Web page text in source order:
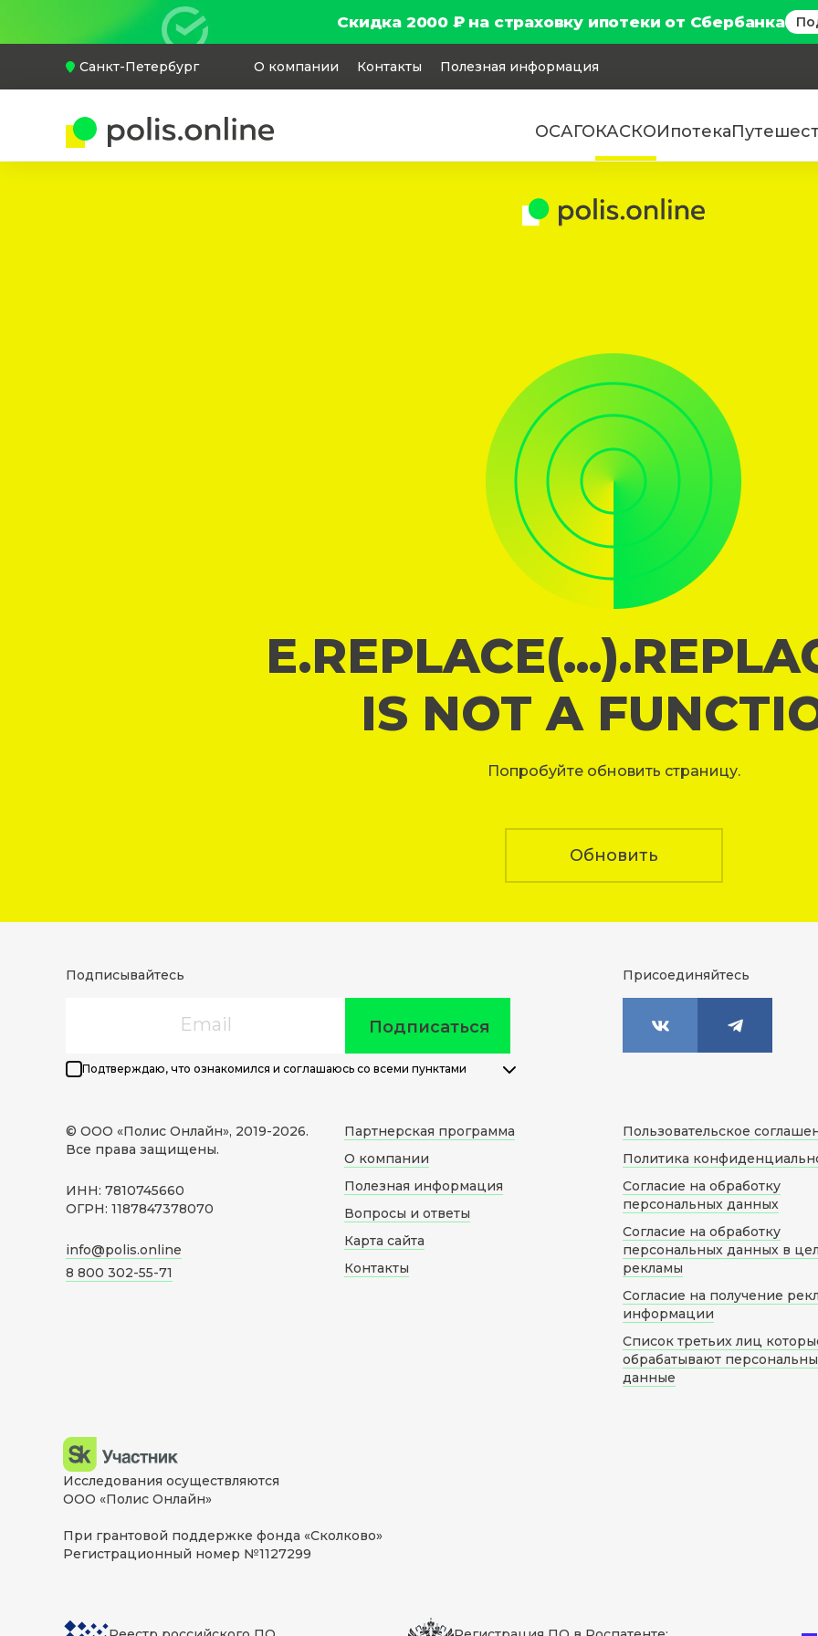
Скидка 2000 ₽ на страховку ипотеки от Сбербанка
Санкт-Петербург О компании Контакты Полезная информация
ОСАГОКАСКОИпотека
IS NOT A
Попробуйте обновить страницу.
Обновить
Подписывайтесь
Подписаться
Подтверждаю, что ознакомился и соглашаюсь со всеми пунктами
Присоединяйтесь
© ООО «Полис Онлайн», 2019-2026.
Все права защищены.
ИНН: 7810745660
ОГРН: 1187847378070
info@polis.online
8 800 302-55-71
Партнерская программа
О компании
Полезная информация
Вопросы и ответы
Карта сайта
Контакты
Пользовательское
Политика
Согласие на обработку
персональных данных
Согласие на обработку
персональных данных в
рекламы
Согласие на получение
информации
Список третьих лиц
обрабатывают
данные
Исследования осуществляются
ООО «Полис Онлайн»
При грантовой поддержке фонда «Сколково»
Регистрационный номер №1127299